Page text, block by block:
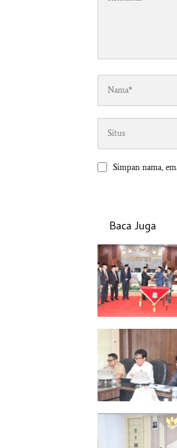
Simpan nama,
Baca Juga